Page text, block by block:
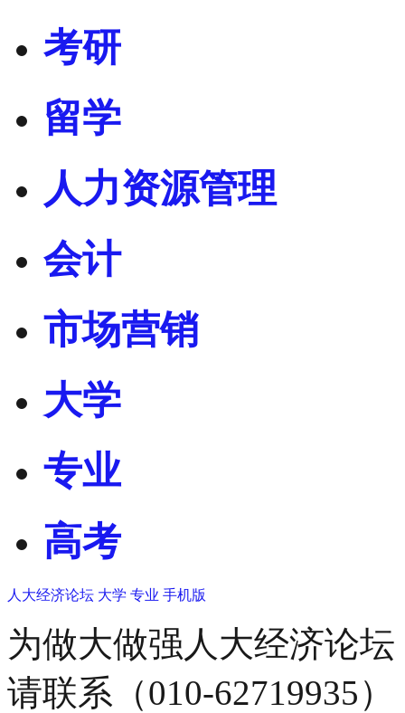
考研
留学
人力资源管理
会计
市场营销
大学
专业
高考
人大经济论坛 大学 专业 手机版
为做大做强人大经济论
请联系（010-62719935）